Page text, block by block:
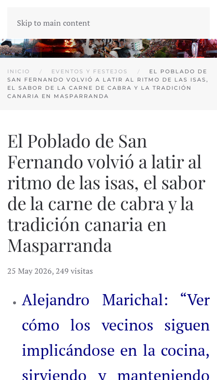
Skip to main content
INICIO EVENTOS Y FESTEJOS
EL POBLADO DE
SAN FERNANDO VOLVIÓ A LATIR AL RITMO DE LAS ISAS,
EL SABOR DE LA CARNE DE CABRA Y LA TRADICIÓN
CANARIA EN MASPARRANDA
El Poblado de San
Fernando volvió a latir al
ritmo de las isas, el sabor
de la carne de cabra y la
tradición canaria en
Masparranda
25 May 2026, 249 visitas
Alejandro Marichal: “Ver
cómo los vecinos siguen
implicándose en la cocina,
sirviendo y manteniendo